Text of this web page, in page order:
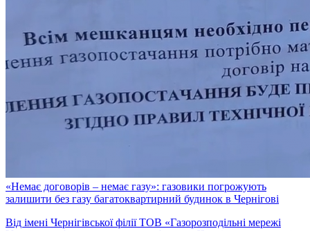
«Немає договорів – немає газу»: газовики погрожують
залишити без газу багатоквартирний будинок в Чернігові
Від імені Чернігівської філії ТОВ «Газорозподільні мережі